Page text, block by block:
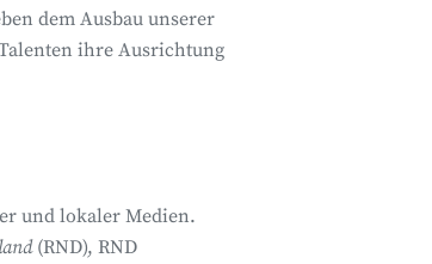
dem Ausbau unserer
ihre Ausrichtung
und lokaler Medien.
(RND), RND